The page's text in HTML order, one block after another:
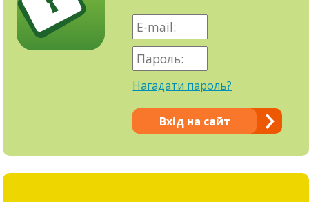
Нагадати пароль?
Вхід на сайт